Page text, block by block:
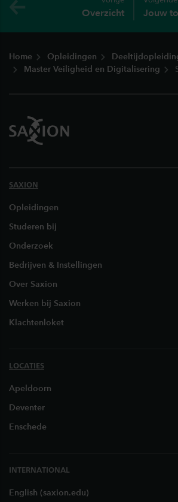
Overzicht Jouw
Home Opleidingen
Master Veiligheid en Digitalisering
SAXION
Opleidingen
Studeren bij
Onderzoek
Bedrijven & Instellingen
Over Saxion
Werken bij Saxion
Klachtenloket
LOCATIES
Apeldoorn
Deventer
Enschede
INTERNATIONAL
English (saxion.edu)